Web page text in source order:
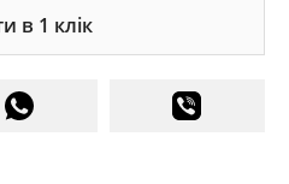
в 1 клік